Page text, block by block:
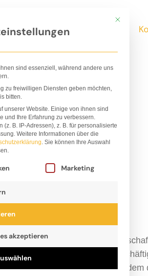
Nachhaltigkeit
studierte in Köln
Jahre beim WDR Köln
nach Berlin und arbeitet seitdem
Mit diesem
sind essenziell, während andere uns
zu freiwilligen Diensten geben möchten,
bitten.
unserer Website. Einige von ihnen sind
und Ihre Erfahrung zu verbessern.
B. IP-Adressen), z. B. für personalisierte
Weitere Informationen über die
. Sie können Ihre Auswahl
für die eine Einwilligung
Marketing
akzeptieren